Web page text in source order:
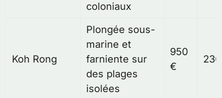
coloniaux
Koh Rong
Plongée sous-
marine et
farniente sur
des plages
isolées
950
€